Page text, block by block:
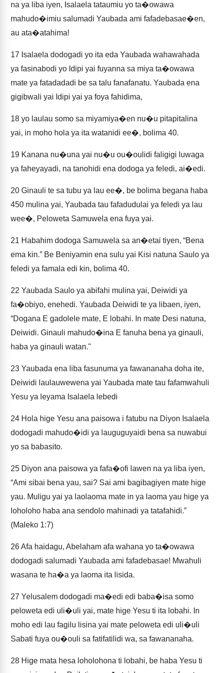
na ya liba iyen, Isalaela tataumiu yo ta�owawa
mahudo�imiu salumadi Yaubada ami fafadebasae�en,
au ata�atahima!
17 Isalaela dodogadi yo ita eda Yaubada wahawahada
ya fasinabodi yo Idipi yai fuyanna sa miya ta�owawa
mate ya fatadadadi be sa talu fanafanatu. Yaubada ena
gigibwali yai Idipi yai ya foya fahidima,
18 yo laulau somo sa miyamiya�en nu�u pitapitalina
yai, in moho hola ya ita watanidi ee�, bolima 40.
19 Kanana nu�una yai nu�u ou�oulidi faligigi luwaga
ya faheyayadi, na tanohidi ena dodoga ya feledi, ai�edi.
20 Ginauli te sa tubu ya lau ee�, be bolima begana haba
450 mulina yai, Yaubada tau fafadudulai ya feledi ya lau
wee�, Peloweta Samuwela ena fuya yai.
21 Habahim dodoga Samuwela sa an�etai tiyen, “Bena
ema kin.” Be Beniyamin ena sulu yai Kisi natuna Saulo ya
feledi ya famala edi kin, bolima 40.
22 Yaubada Saulo ya abifahi mulina yai, Deiwidi ya
fa�obiyo, enehedi. Yaubada Deiwidi te ya libaen, iyen,
“Dogana E gadolele mate, E lobahi. In mate Desi natuna,
Deiwidi. Ginauli mahudo�ina E fanuha bena ya ginauli,
haba ya ginauli watan."
23 Yaubada ena liba fasunuma ya fawananaha doha ite,
Deiwidi laulauwewena yai Yaubada mate tau fafamwahuli
Yesu ya leyama Isalaela lebedi
24 Hola hige Yesu ana paisowa i fatubu na Diyon Isalaela
dodogadi mahudo�idi ya lauguguyaidi bena sa nuwabui
yo sa babasito.
25 Diyon ana paisowa ya fafa�ofi lawen na ya liba iyen,
“Ami sibai bena yau, sai? Sai ami bagibagiyen mate hige
yau. Muligu yai ya laolaoma mate in ya laoma yau hige ya
loholoho haba ana sendolo mahinadi ya tatafahidi.”
(Maleko 1:7)
26Afa haidagu, Abelaham afa wahana yo ta�owawa
dodogadi salumadi Yaubada ami fafadebasae! Mwahuli
wasana te ha�a ya laoma ita lisida.
27 Yelusalem dodogadi ma�edi edi baba�isa somo
peloweta edi uli�uli yai, mate hige Yesu ti ita lobahi. In
moho edi lau fagilu lisina yai mate peloweta edi uli�uli
Sabati fuya ou�ouli sa fatifatilidi wa, sa fawananaha.
28 Hige mata hesa loholohona ti lobahi, be haba Yesu ti